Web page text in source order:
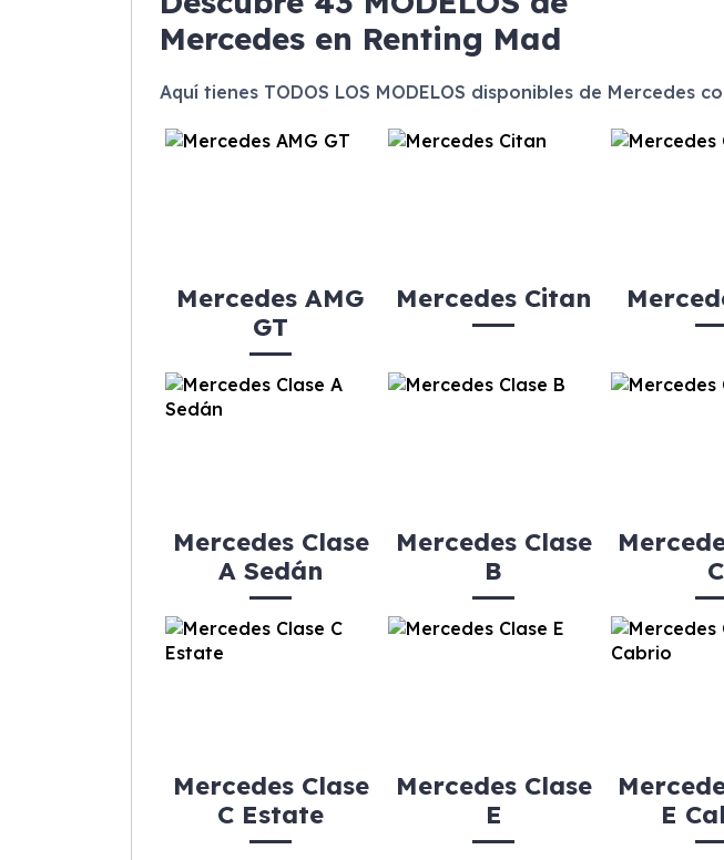
Mercedes en Renting Mad
Aquí tienes TODOS LOS MODELOS disponibles de Mercedes
Mercedes AMG
GT
Mercedes Citan
Mercedes Clase
A Sedán
Mercedes Clase
B
C
Mercedes Clase
C Estate
Mercedes Clase
E
E